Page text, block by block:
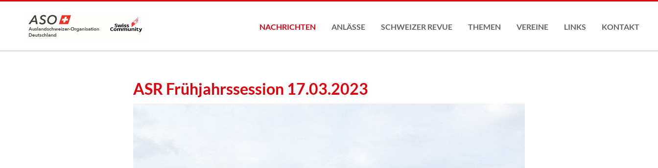
NACHRICHTEN ANLÄSSE SCHWEIZER REVUE THEMEN VEREINE LINKS KONTAKT
ASR Frühjahrs­session 17.03.2023